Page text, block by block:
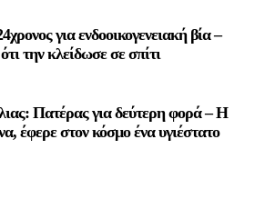
για ενδοοικογενειακή βία –
την κλείδωσε σε σπίτι
Πατέρας για δεύτερη φορά – Η
έφερε στον κόσμο ένα υγιέστατο